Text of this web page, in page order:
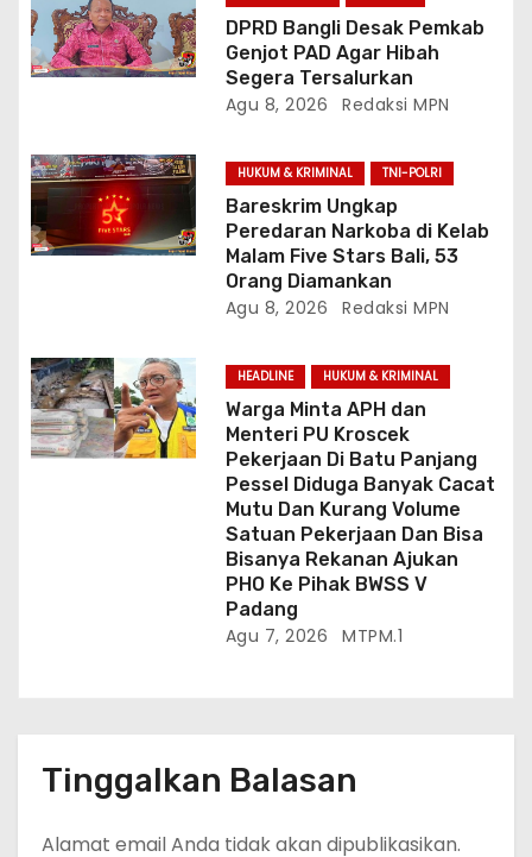
DPRD Bangli Desak Pemkab
Genjot PAD Agar Hibah
Segera Tersalurkan
Agu 8, 2026 Redaksi MPN
HUKUM & KRIMINAL TNI-POLRI
Bareskrim Ungkap
Peredaran Narkoba di Kelab
Malam Five Stars Bali, 53
Orang Diamankan
Agu 8, 2026 Redaksi MPN
HEADLINE HUKUM & KRIMINAL
Warga Minta APH dan
Menteri PU Kroscek
Pekerjaan Di Batu Panjang
Pessel Diduga Banyak Cacat
Mutu Dan Kurang Volume
Satuan Pekerjaan Dan Bisa
Bisanya Rekanan Ajukan
PHO Ke Pihak BWSS V
Padang
Agu 7, 2026 MTPM.1
Tinggalkan Balasan
Alamat email Anda tidak akan dipublikasikan.